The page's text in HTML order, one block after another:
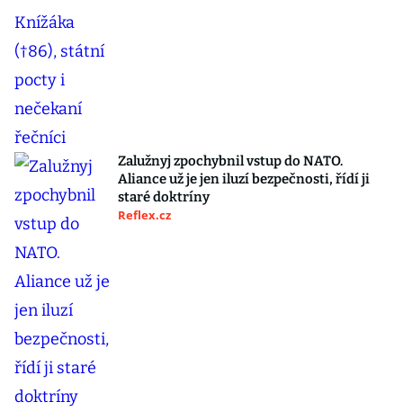
Zalužnyj zpochybnil vstup do NATO.
Aliance už je jen iluzí bezpečnosti, řídí ji
staré doktríny
Reflex.cz